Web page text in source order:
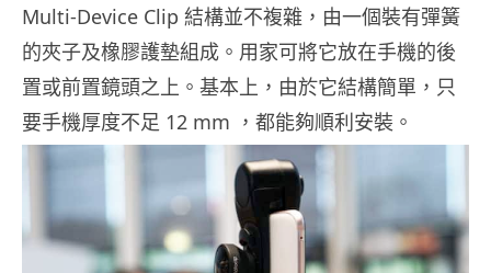
Multi-Device Clip 結構並不複雜，由一個裝有彈簧
的夾子及橡膠護墊組成。用家可將它放在手機的後
置或前置鏡頭之上。基本上，由於它結構簡單，只
要手機厚度不足 12 mm ，都能夠順利安裝。